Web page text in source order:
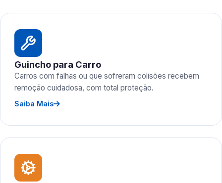
Guincho para Carro
Carros com falhas ou que sofreram colisões recebem
remoção cuidadosa, com total proteção.
Saiba Mais